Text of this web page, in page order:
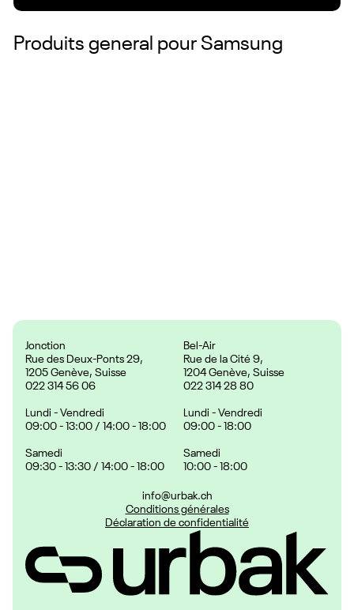
Produits general pour Samsung
Jonction
Rue des Deux-Ponts 29,
1205 Genève, Suisse
022 314 56 06
Lundi - Vendredi
09:00 - 13:00 / 14:00 - 18:00
Samedi
09:30 - 13:30 / 14:00 - 18:00
Bel-Air
Rue de la Cité 9,
1204 Genève, Suisse
022 314 28 80
Lundi - Vendredi
09:00 - 18:00
Samedi
10:00 - 18:00
info@urbak.ch
Conditions générales
Déclaration de confidentialité